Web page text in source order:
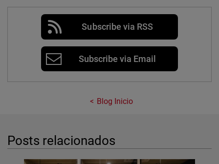
Subscribe via RSS
Subscribe via Email
Blog Inicio
Posts relacionados